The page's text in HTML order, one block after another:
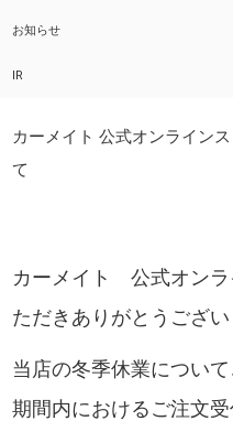
お知らせ
IR
カーメイト 公式オンライン
て
カーメイト 公式オンラ
ただきありがとうござい
当店の冬季休業につい
期間内におけるご注文